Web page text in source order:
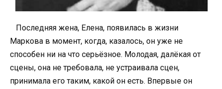
Последняя жена, Елена, появилась в жизни
Маркова в момент, когда, казалось, он уже не
способен ни на что серьёзное. Молодая, далёкая от
сцены, она не требовала, не устраивала сцен,
принимала его таким, какой он есть. Впервые он